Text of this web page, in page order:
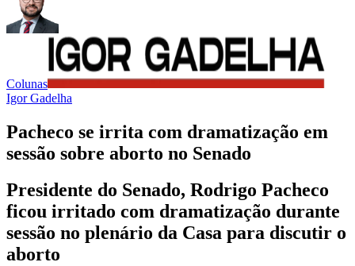
Colunas
Igor Gadelha
Pacheco se irrita com dramatização em
sessão sobre aborto no Senado
Presidente do Senado, Rodrigo Pacheco
ficou irritado com dramatização durante
sessão no plenário da Casa para discutir o
aborto